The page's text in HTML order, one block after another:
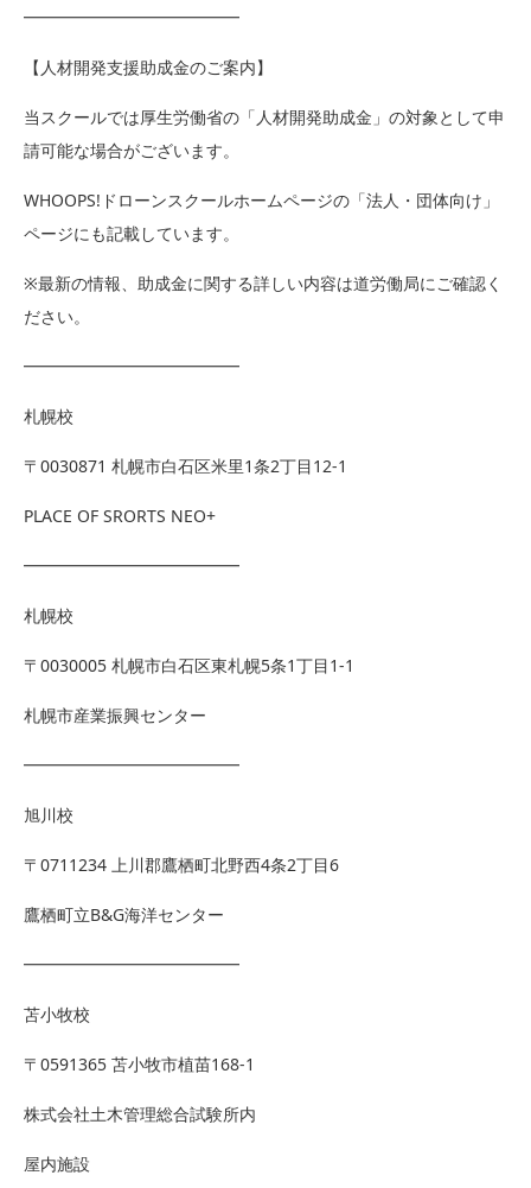
━━━━━━━━━━━━━
【人材開発支援助成金のご案内】
当スクールでは厚生労働省の「人材開発助成金」の対象として申
請可能な場合がございます。
WHOOPS!ドローンスクールホームページの「法人・団体向け」
ページにも記載しています。
※最新の情報、助成金に関する詳しい内容は道労働局にご確認く
ださい。
━━━━━━━━━━━━━
札幌校
〒0030871 札幌市白石区米里1条2丁目12-1
PLACE OF SRORTS NEO+
━━━━━━━━━━━━━
札幌校
〒0030005 札幌市白石区東札幌5条1丁目1-1
札幌市産業振興センター
━━━━━━━━━━━━━
旭川校
〒0711234 上川郡鷹栖町北野西4条2丁目6
鷹栖町立B&G海洋センター
━━━━━━━━━━━━━
苫小牧校
〒0591365 苫小牧市植苗168-1
株式会社土木管理総合試験所内
屋内施設